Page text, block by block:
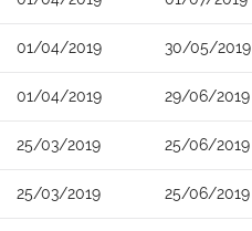
01/04/2019 30/05/2019
01/04/2019 29/06/2019
25/03/2019 25/06/2019
25/03/2019 25/06/2019